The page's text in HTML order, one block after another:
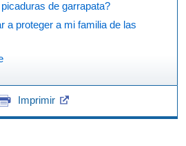
de garrapata?
a proteger a mi familia de las
Imprimir